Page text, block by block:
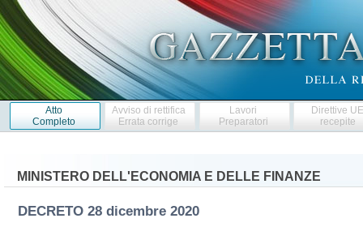
Atto
Completo
Avviso di rettifica
Errata corrige
Lavori
Preparatori
Direttive
recepite
MINISTERO DELL'ECONOMIA E DELLE FINANZE
DECRETO 28 dicembre 2020